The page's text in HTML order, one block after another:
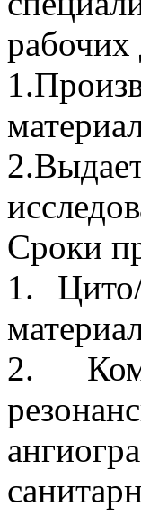
рабочих
Сроки
1. Цито/
2.